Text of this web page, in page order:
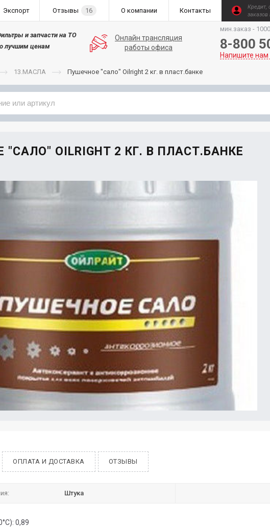
Экспорт Отзывы 16 О компании Контакты
Кредит,
и запчасти на ТО
лучшим ценам
Онлайн трансляция
работы офиса
мин.заказ -
8-800
Напишите нам
13.МАСЛА Пушечное "сало" Оilright 2 кг. в пласт.банке
ОILRIGHT 2 КГ. В ПЛАСТ.БАНКЕ
ОПЛАТА И ДОСТАВКА ОТЗЫВЫ
Штука
0,89